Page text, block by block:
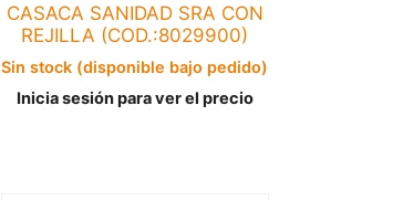
CASACA SANIDAD SRA CON
REJILLA (COD.:8029900)
Sin stock (disponible bajo pedido)
Inicia sesión para ver el precio